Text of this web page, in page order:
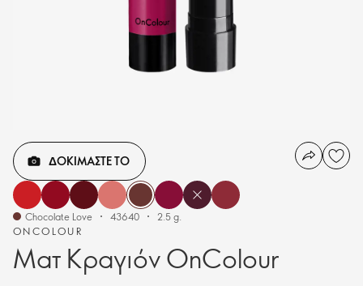
ONCOLOUR
Ματ Κραγιόν OnColour
ΔΟΚΙΜΑΣΤΕ ΤΟ
Chocolate Love 43640 2.5 g.